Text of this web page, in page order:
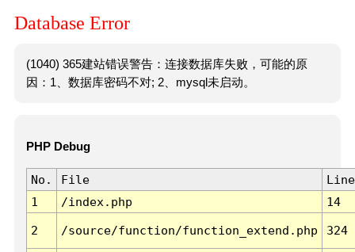
Database Error
(1040) 365建站错误警告：连接数据库失败，可能的原
因：1、数据库密码不对; 2、mysql未启动。
PHP Debug
No. File
Line
1
/index.php 14
2 /source/function/function_extend.php 324